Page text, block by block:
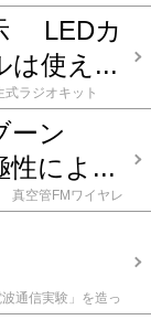
真空管ラジオ ST管
5球スーパー 4号機
真空管ラジオ ST管
球スーパー 7号機
ーパー 1号機
真
パー 2号機
ー 3号機
空管ラジオ 他励式
ジオ 他励式 BC帯5
他励式 BC帯6球
管 2球レフレック
ジオキット ハム音
ンターモジュール
ーパー 1号機
コ
LEDカ
は使え...
式ラジオキット
ジオキット Felip 5
ぞ
ラジオの周波数
フレックス +再生 1
とめ
真空管ラジ
真空管ラジオ ST
コメント(0)
ン
によ...
真空管FMワイヤレ
波通信実験」を造っ
DBR-402
1RW-DX